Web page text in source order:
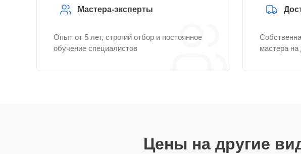
Мастера-эксперты
Опыт от 5 лет, строгий отбор и постоянное
обучение специалистов
мастера
Цены на другие